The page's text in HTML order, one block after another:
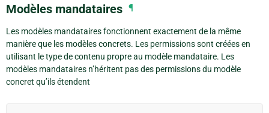
Modèles mandataires ¶
Les modèles mandataires fonctionnent exactement de la même
manière que les modèles concrets. Les permissions sont créées en
utilisant le type de contenu propre au modèle mandataire. Les
modèles mandataires n’héritent pas des permissions du modèle
concret qu’ils étendent